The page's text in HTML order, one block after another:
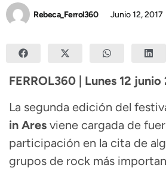
Rebeca_Ferrol360 Junio 12, 2017
FERROL360 | Lunes 12 junio
La segunda edición del
in Ares viene cargada de
participación en la cita de
grupos de rock más